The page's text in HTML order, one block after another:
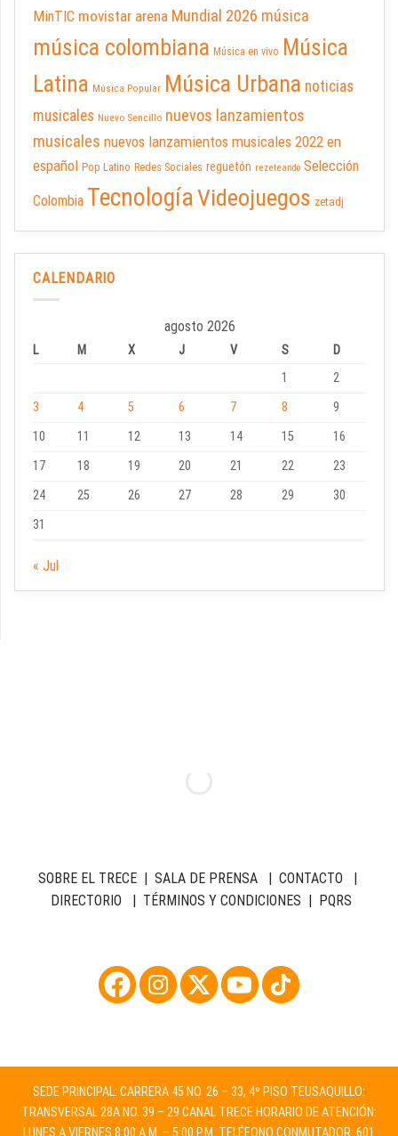
MinTIC movistar arena Mundial 2026 música
música colombiana Música en vivo Música
Latina Música Popular Música Urbana noticias
musicales Nuevo Sencillo nuevos lanzamientos
musicales nuevos lanzamientos musicales 2022 en
español Pop Latino Redes Sociales reguetón rezeteando Selección
Colombia TecnologíaVideojuegos zetadj
CALENDARIO
agosto 2026
L M X J V S
D
1
2
3
4 5 6 7 8
9
10
11 12 13 14 15
16
17
18 19 20 21 22
23
24
25 26 27 28 29
30
31
« Jul
SOBRE EL TRECE| SALA DE PRENSA| CONTACTO |
DIRECTORIO | TÉRMINOS Y CONDICIONES | PQRS
SEDE PRINCIPAL: CARRERA 45 NO. 26 – 33, 4º PISO TEUSAQUILLO:
TRANSVERSAL 28A NO. 39 – 29 CANAL TRECE HORARIO DE ATENCIÓN: